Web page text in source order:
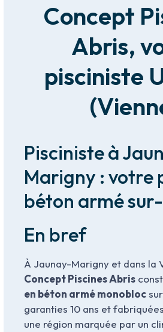
Concept
Abris,
pisciniste
Pisciniste à
Marigny : votre
béton armé
En bref
À Jaunay-Marigny et dans la
Concept Piscines Abris
en béton armé monobloc
garanties 10 ans et
une région marquée par un